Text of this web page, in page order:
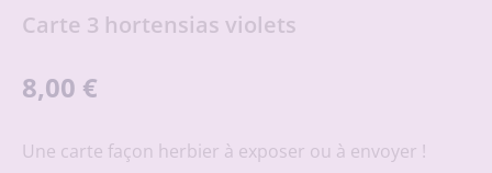
Carte 3 hortensias violets
8,00 €
Une carte façon herbier à exposer ou à envoyer !